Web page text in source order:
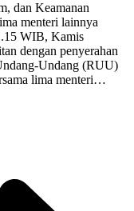
dan Keamanan
menteri lainnya
WIB, Kamis
dengan penyerahan
Undang (RUU)
lima menteri…